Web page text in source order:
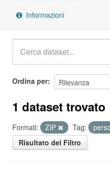
Informazioni
Ordina per
1 dataset trovato
Formati: ZIP Tag:
Risultato del Filtro